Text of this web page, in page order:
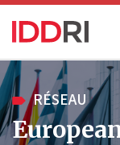
Aller
au
contenu
principal
RÉSEAU